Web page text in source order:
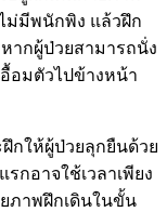
ม่มีพนักพิง แล้วฝึก
หากผู้ป่วยสามารถนั่ง
อื้อมตัวไปข้างหน้า
กให้ผู้ป่วยลุกยืนด้วย
กอาจใช้เวลาเพียง
ภาพฝึกเดินในขั้น